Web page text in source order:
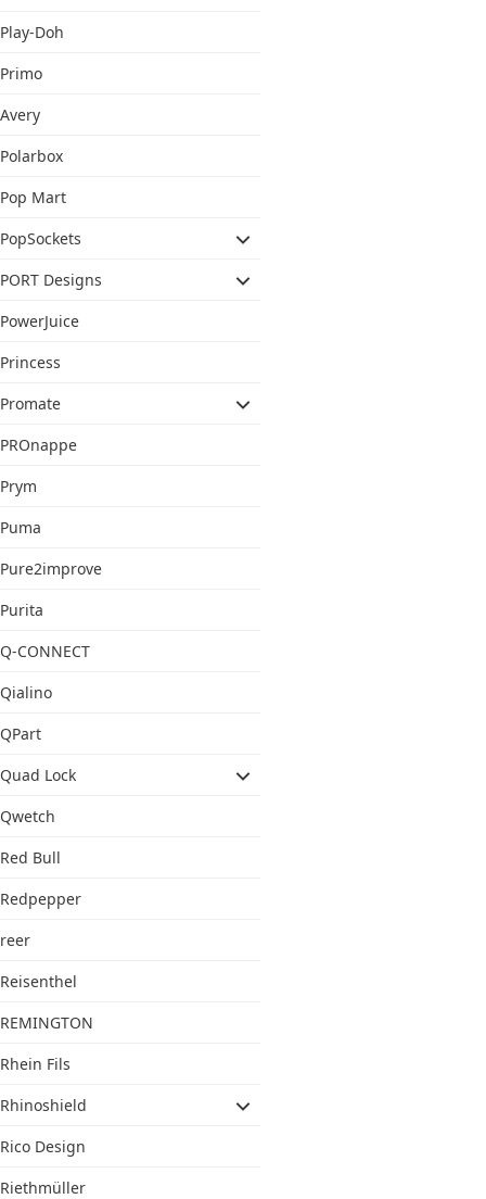
Play-Doh
Primo
Avery
Polarbox
Pop Mart
PopSockets
PORT Designs
PowerJuice
Princess
Promate
PROnappe
Prym
Puma
Pure2improve
Purita
Q-CONNECT
Qialino
QPart
Quad Lock
Qwetch
Red Bull
Redpepper
reer
Reisenthel
REMINGTON
Rhein Fils
Rhinoshield
Rico Design
Riethmüller